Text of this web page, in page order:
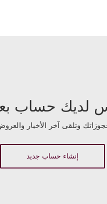
لديك حساب
وتلقى آخر الأخبار
إنشاء حساب جديد